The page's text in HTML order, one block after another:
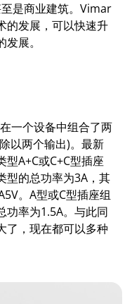
是商业建筑。Vimar
的发展，可以快速升
展。
一个设备中组合了两
以两个输出)。最新
A+C或C+C型插座
型的总功率为3A，其
。A型或C型插座组
功率为1.5A。与此同
了，现在都可以多种